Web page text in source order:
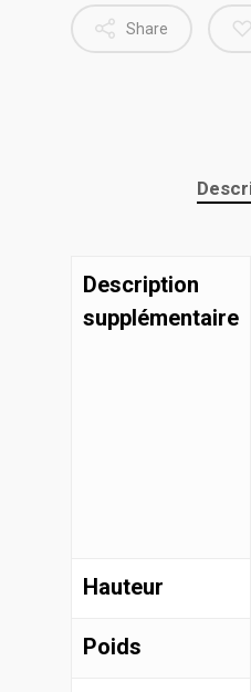
Share
Description
supplémentaire
Hauteur
Poids